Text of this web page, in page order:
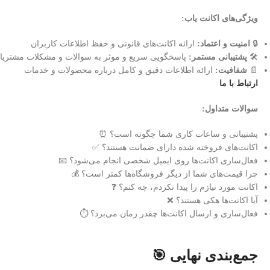
ویژگی‌های اکانت یاب:
🔒 امنیت و اعتماد: ارائه اکانت‌های قانونی و حفظ اطلاعات کاربران
🛠️ پشتیبانی مستمر: پاسخگویی سریع و موثر به سوالات و مشکلات
📄 شفافیت: ارائه اطلاعات دقیق و کامل درباره محصولات و خدمات
ارتباط با ما
سوالات متداول:
پشتیبانی و ساعات کاری شما چگونه است؟ ⏰
اکانت‌های فروخته شده دارای ضمانت هستند؟ ✅
فعال‌سازی اکانت‌ها روی ایمیل شخصی انجام می‌شود؟ 📧
چرا قیمت‌های شما از دیگر فروشگاه‌ها کمتر است؟ 💰
اکانت مورد نیازم را پیدا نکردم، چه کنم؟ ❓
آیا اکانت‌ها هکی هستند؟ ❌
فعال‌سازی و ارسال اکانت‌ها چقدر زمان می‌برد؟ ⏱️
جمع‌بندی نهایی 🎯